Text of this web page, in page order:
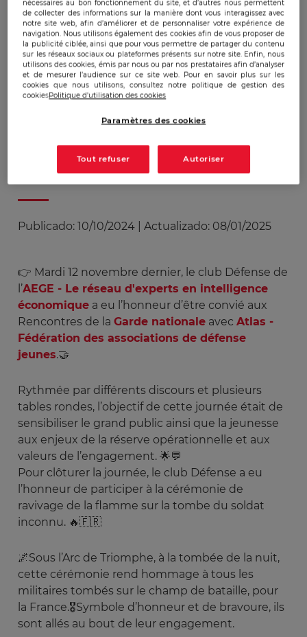
10 octobre'24
AEGE : Ravivage de la
flamme du soldat
Publicado: 10/10/2024 Actualizado: 08/01/2025
👉 Mardi 12 novembre dernier, le club Défense de
l’AEGE - Le réseau d'experts en intelligence
économique a eu l’honneur d’être convié aux
Rencontres de la Garde nationale avec Atlas -
Fédération des associations de défense
jeunes.🤝
Rythmée par différents discours et plusieurs
tables rondes, l’objectif de cette journée était de
sensibiliser le grand public ainsi que la jeunesse
aux enjeux de la réserve opérationnelle et aux
valeurs de l’engagement. 🌟💬
Pour clôturer la journée, le club Défense a eu
l’honneur de participer à la cérémonie de
ravivage de la flamme sur la tombe du soldat
inconnu. 🔥🇫🇷
🌌Sous l’Arc de Triomphe, à la tombée de la nuit,
cette cérémonie rend hommage à tous les
militaires tombés sur le champ de bataille, pour
la France.🎖️Symbole d’honneur et de bravoure, ils
sont allés au bout de leur engagement.
nécessaires au bon fonctionnement du site, et d’autres nous permettent
de collecter des informations sur la manière dont vous interagissez avec
notre site web, afin d’améliorer et de personnaliser votre expérience de
navigation. Nous utilisons également des cookies afin de vous proposer de
la publicité ciblée, ainsi que pour vous permettre de partager du contenu
sur les réseaux sociaux ou plateformes présents sur notre site. Enfin, nous
utilisons des cookies, émis par nous ou par nos prestataires afin d’analyser
et de mesurer l’audience sur ce site web. Pour en savoir plus sur les
cookies que nous utilisons, consultez notre politique de gestion des
cookiesPolitique d'utilisation des cookies
Paramètres des cookies
Tout refuser Autoriser